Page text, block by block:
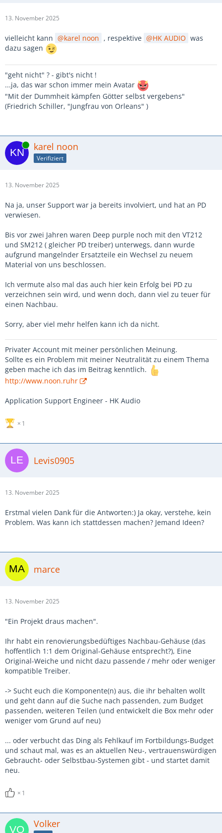
13. November 2025
vielleicht kann karel noon , respektive HK AUDIO was
dazu sagen
"geht nicht" ? - gibt's nicht !
...ja, das war schon immer mein Avatar
"Mit der Dummheit kämpfen Götter selbst vergebens"
(Friedrich Schiller, "Jungfrau von Orleans" )
Online karel noon
Verifiziert
13. November 2025
Na ja, unser Support war ja bereits involviert, und hat an PD
verwiesen.
Bis vor zwei Jahren waren Deep purple noch mit den VT212
und SM212 ( gleicher PD treiber) unterwegs, dann wurde
aufgrund mangelnder Ersatzteile ein Wechsel zu neuem
Material von uns beschlossen.
Ich vermute also mal das auch hier kein Erfolg bei PD zu
verzeichnen sein wird, und wenn doch, dann viel zu teuer für
einen Nachbau.
Sorry, aber viel mehr helfen kann ich da nicht.
Privater Account mit meiner persönlichen Meinung.
Sollte es ein Problem mit meiner Neutralität zu einem Thema
geben mache ich das im Beitrag kenntlich.
http://www.noon.ruhr
Application Support Engineer - HK Audio
1
Levis0905
13. November 2025
Erstmal vielen Dank für die Antworten:) Ja okay, verstehe, kein
Problem. Was kann ich stattdessen machen? Jemand Ideen?
marce
13. November 2025
"Ein Projekt draus machen".
Ihr habt ein renovierungsbedüftiges Nachbau-Gehäuse (das
hoffentlich 1:1 dem Original-Gehäuse entsprecht?), Eine
Original-Weiche und nicht dazu passende / mehr oder weniger
kompatible Treiber.
-> Sucht euch die Komponente(n) aus, die ihr behalten wollt
und geht dann auf die Suche nach passenden, zum Budget
passenden, weiteren Teilen (und entwickelt die Box mehr oder
weniger vom Grund auf neu)
... oder verbucht das Ding als Fehlkauf im Fortbildungs-Budget
und schaut mal, was es an aktuellen Neu-, vertrauenswürdigen
Gebraucht- oder Selbstbau-Systemen gibt - und startet damit
neu.
1
Volker